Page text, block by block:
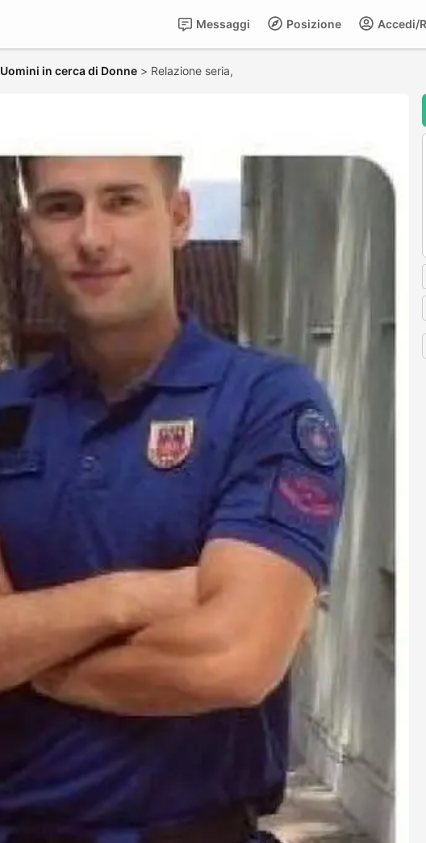
Accedi/
Posizione
Messaggi
Uomini in cerca di Donne > Relazione seria,